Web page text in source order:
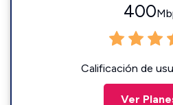
400
Calificación de
Ver